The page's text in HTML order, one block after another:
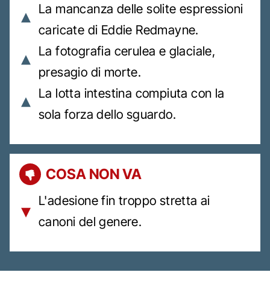
La mancanza delle solite espressioni
caricate di Eddie Redmayne.
La fotografia cerulea e glaciale,
presagio di morte.
La lotta intestina compiuta con la
sola forza dello sguardo.
COSA NON VA
L'adesione fin troppo stretta ai
canoni del genere.